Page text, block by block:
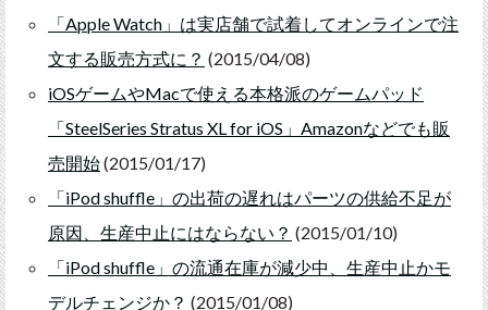
「Apple Watch」は実店舗で試着してオンラインで注
文する販売方式に？ (2015/04/08)
iOSゲームやMacで使える本格派のゲームパッド
「SteelSeries Stratus XL for iOS」Amazonなどでも販
売開始(2015/01/17)
「iPod shuffle」の出荷の遅れはパーツの供給不足が
原因、生産中止にはならない？ (2015/01/10)
「iPod shuffle」の流通在庫が減少中、生産中止かモ
デルチェンジか？ (2015/01/08)